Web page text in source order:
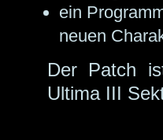
ein
neuen
Der Patch
Ultima III